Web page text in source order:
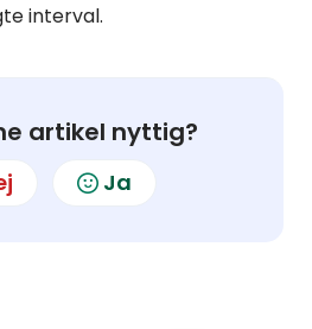
interval.
artikel nyttig?
Ja